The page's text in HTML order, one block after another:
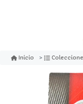
Inicio